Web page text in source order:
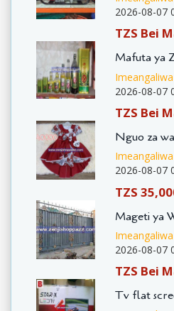
2026-08-07
TZS Bei
Mafuta ya
Imeangaliwa
2026-08-07
TZS Bei
Nguo za
Imeangaliwa
2026-08-07
TZS
Mageti ya
Imeangaliwa
2026-08-07
TZS Bei
Tv flat